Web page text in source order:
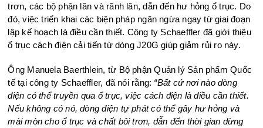
trơn, các bộ phận lăn và rãnh lăn, dẫn đến hư hỏng ổ trục. Do
đó, việc triển khai các biện pháp ngăn ngừa ngay từ giai đoạn
lập kế hoạch là điều cần thiết. Công ty Schaeffler đã giới thiệu
ổ trục cách điện cải tiến từ dòng J20G giúp giảm rủi ro này.
Ông Manuela Baerthlein, từ Bộ phận Quản lý Sản phẩm Quốc
tế tại công ty Schaeffler, đã nói rằng: “Bất cứ nơi nào dòng
điện có thể truyền qua ổ trục, việc cách điện là điều cần thiết.
Nếu không có nó, dòng điện tự phát có thể gây hư hỏng và
mài mòn cho ổ trục và chất bôi trơn, dẫn đến thời gian dừng